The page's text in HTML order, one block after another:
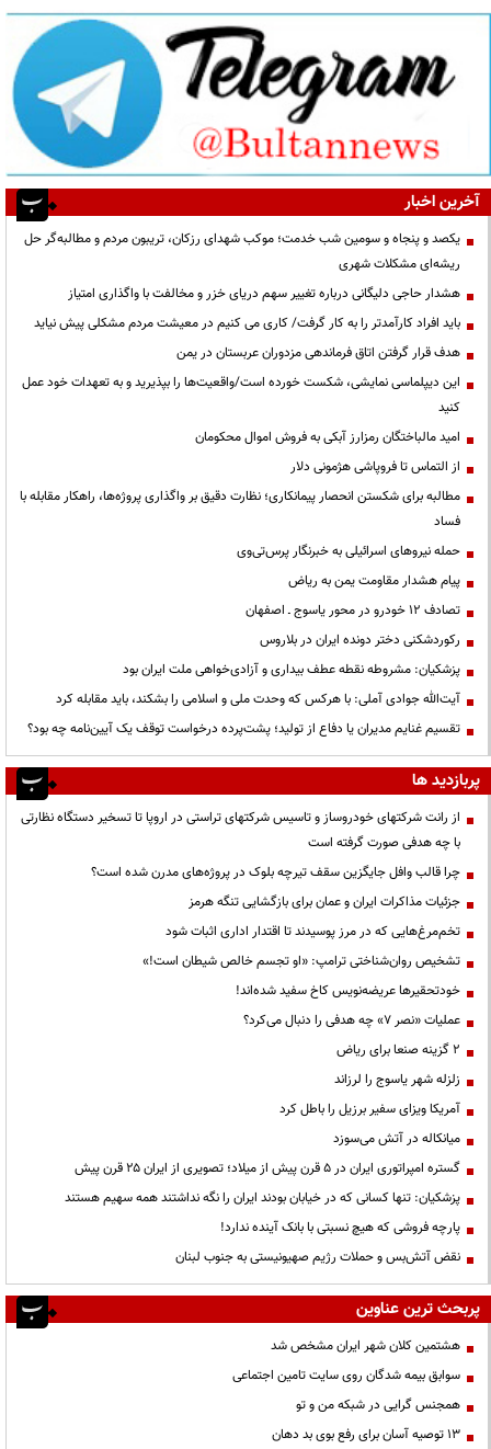
آخرین اخبار
یکصد و پنجاه و سومین شب خدمت؛ موکب شهدای رزکان، تریبون مردم و مطالبه‌گر حل
ریشه‌ای مشکلات شهری
هشدار حاجی دلیگانی درباره تغییر سهم دریای خزر و مخالفت با واگذاری امتیاز
باید افراد کارآمدتر را به کار گرفت/ کاری می کنیم در معیشت مردم مشکلی پیش نیاید
هدف قرار گرفتن اتاق‌ فرماندهی مزدوران عربستان در یمن
این دیپلماسی نمایشی، شکست خورده است/واقعیت‌ها را بپذیرید و به تعهدات خود عمل
کنید
امید مالباختگان رمزارز آبکی به فروش اموال محکومان
از التماس تا فروپاشی هژمونی دلار
مطالبه برای شکستن انحصار پیمانکاری؛ نظارت دقیق بر واگذاری پروژه‌ها، راهکار مقابله با
فساد
حمله نیروهای اسرائیلی به خبرنگار پرس‌تی‌وی
پیام هشدار مقاومت یمن به ریاض
تصادف ۱۲ خودرو در محور یاسوج ـ اصفهان
رکوردشکنی دختر دونده ایران در بلاروس
پزشکیان: مشروطه نقطه عطف بیداری و آزادی‌خواهی ملت ایران بود
آیت‌الله جوادی آملی: با هرکس که وحدت ملی و اسلامی را بشکند، باید مقابله کرد
تقسیم غنایم مدیران یا دفاع از تولید؛ پشت‌پرده درخواست توقف یک آیین‌نامه چه بود؟
پربازدید ها
از رانت‌ شرکتهای خودروساز و تاسیس شرکتهای تراستی در اروپا تا تسخیر دستگاه نظارتی
با چه هدفی صورت گرفته است
چرا قالب وافل جایگزین سقف تیرچه بلوک در پروژه‌های مدرن شده است؟
جزئیات مذاکرات ایران و عمان برای بازگشایی تنگه هرمز
تخم‌مرغ‌هایی که در مرز پوسیدند تا اقتدار اداری اثبات شود
تشخیص روان‌شناختی ترامپ: «او تجسم خالص شیطان است!»
خودتحقیرها عریضه‌نویس کاخ سفید شده‌اند!
عملیات «نصر ۷» چه هدفی را دنبال می‌کرد؟
۲ گزینه صنعا برای ریاض
زلزله شهر یاسوج را لرزاند
آمریکا ویزای سفیر برزیل را باطل کرد
میانکاله در آتش می‌سوزد
گستره امپراتوری ایران در ۵ قرن پیش از میلاد؛ تصویری از ایران ۲۵ قرن پیش
پزشکیان: تنها کسانی که در خیابان بودند ایران را نگه نداشتند همه سهیم هستند
پارچه فروشی که هیچ نسبتی با بانک آینده ندارد!
نقض آتش‌بس و حملات رژیم صهیونیستی به جنوب لبنان
پربحث ترین عناوین
هشتمین کلان شهر ایران مشخص شد
سوابق بیمه شدگان روی سایت تامین اجتماعی
همجنس گرایی در شبکه من و تو
13 توصیه آسان برای رفع بوی بد دهان